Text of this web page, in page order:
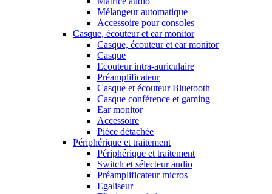
Mélangeur automatique
Accessoire pour consoles
Casque, écouteur et ear monitor
Casque, écouteur et ear monitor
Casque
Ecouteur intra-auriculaire
Préamplificateur
Casque et écouteur Bluetooth
Casque conférence et gaming
Ear monitor
Accessoire
Pièce détachée
Périphérique et traitement
Périphérique et traitement
Switch et sélecteur audio
Préamplificateur micros
Egaliseur